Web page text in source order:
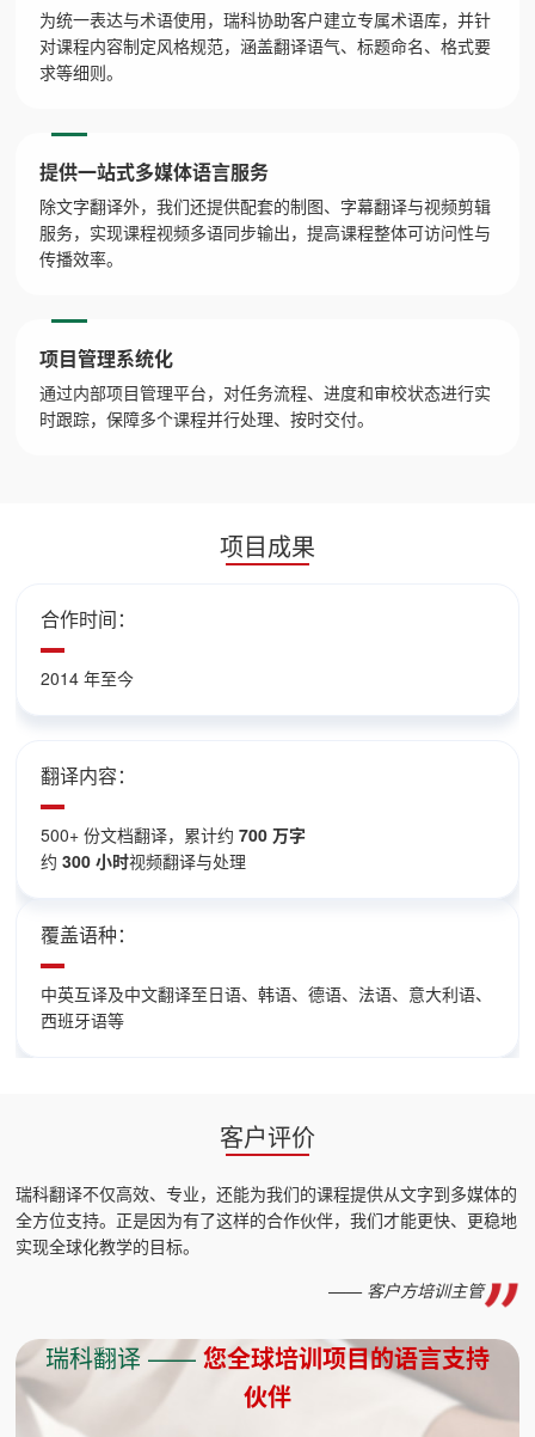
为统一表达与术语使用，瑞科协助客户建立专属术语库，并针
对课程内容制定风格规范，涵盖翻译语气、标题命名、格式要
求等细则。
提供一站式多媒体语言服务
除文字翻译外，我们还提供配套的制图、字幕翻译与视频剪辑
服务，实现课程视频多语同步输出，提高课程整体可访问性与
传播效率。
项目管理系统化
通过内部项目管理平台，对任务流程、进度和审校状态进行实
时跟踪，保障多个课程并行处理、按时交付。
项目成果
合作时间：
2014 年至今
翻译内容：
500+ 份文档翻译，累计约700 万字
约300 小时视频翻译与处理
覆盖语种：
中英互译及中文翻译至日语、韩语、德语、法语、意大利语、
西班牙语等
客户评价
瑞科翻译不仅高效、专业，还能为我们的课程提供从文字到多媒体的
全方位支持。正是因为有了这样的合作伙伴，我们才能更快、更稳地
实现全球化教学的目标。
—— 客户方培训主管
瑞科翻译 —— 您全球培训项目的语言支持
伙伴